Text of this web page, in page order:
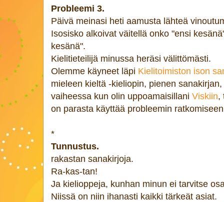
Probleemi 3.
Päivä meinasi heti aamusta lähteä
Isosisko alkoivat väitellä onko "ensi
kesänä".
Kielitieteilijä minussa heräsi välittömästi.
Olemme käyneet läpi Kielitoimiston ison
mieleen kieltä -kieliopin, pienen sanakirjan,
vaiheessa kun olin uppoamaisillani Viskiin,
on parasta käyttää probleemin
*
Tunnustus.
rakastan sanakirjoja.
Ra-kas-tan!
Ja kielioppeja, kunhan minun ei tarvitse
Niissä on niin ihanasti kaikki tärkeät asiat.